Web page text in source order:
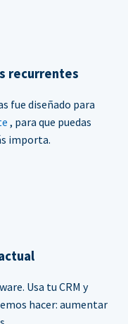
recurrentes
fue diseñado para
, para que puedas
importa.
Usa tu CRM y
hacer: aumentar